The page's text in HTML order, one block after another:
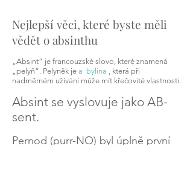
Nejlepší věci, které byste měli
vědět o absinthu
„Absint“ je francouzské slovo, které znamená
„pelyň“. Pelyněk je a bylina , která při
nadměrném užívání může mít křečovité vlastnosti.
Absint se vyslovuje jako AB-
sent.
Pernod (purr-NO) byl úplně první